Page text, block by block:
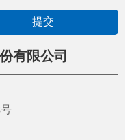
提交
有限公司